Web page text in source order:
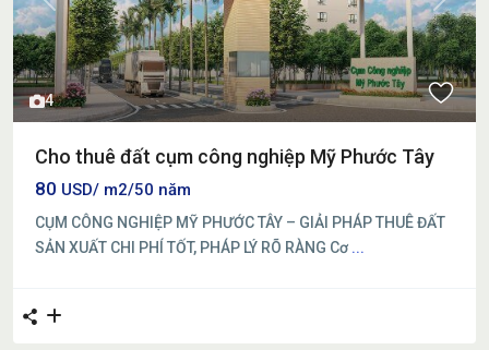
4
Previous Next
Cho thuê đất cụm công nghiệp Mỹ Phước Tây
80 USD/ m2/50 năm
CỤM CÔNG NGHIỆP MỸ PHƯỚC TÂY – GIẢI PHÁP THUÊ ĐẤT
SẢN XUẤT CHI PHÍ TỐT, PHÁP LÝ RÕ RÀNG Cơ ...